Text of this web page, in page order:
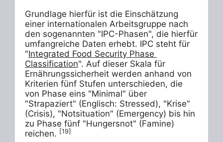
Grundlage hierfür ist die Einschätzung
einer internationalen Arbeitsgruppe nach
den sogenannten "IPC-Phasen", die hierfür
umfangreiche Daten erhebt. IPC steht für
"Integrated Food Security Phase
Classification". Auf dieser Skala für
Ernährungssicherheit werden anhand von
Kriterien fünf Stufen unterschieden, die
von Phase eins "Minimal" über
"Strapaziert" (Englisch: Stressed), "Krise"
(Crisis), "Notsituation" (Emergency) bis hin
zu Phase fünf "Hungersnot" (Famine)
reichen. [19]